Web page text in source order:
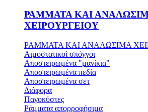
ΡΑΜΜΑΤΑ ΚΑΙ
ΧΕΙΡΟΥΡΓΕΙΟΥ
ΡΑΜΜΑΤΑ ΚΑΙ ΑΝΑΛΩΣΙΜΑ
Αιμοστατικοί σπόγγοι
Αποστειρωμένα "μανίκια"
Αποστειρωμένα πεδία
Αποστειρωμένα σετ
Διάφορα
Παγοκύστες
Ράμματα απορροφήσιμα